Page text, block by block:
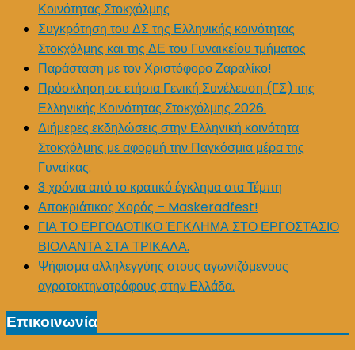
Κοινότητας Στοκχόλμης
Συγκρότηση του ΔΣ της Ελληνικής κοινότητας
Στοκχόλμης και της ΔΕ του Γυναικείου τμήματος
Παράσταση με τον Χριστόφορο Ζαραλίκο!
Πρόσκληση σε ετήσια Γενική Συνέλευση (ΓΣ) της
Ελληνικής Κοινότητας Στοκχόλμης 2026.
Διήμερες εκδηλώσεις στην Ελληνική κοινότητα
Στοκχόλμης με αφορμή την Παγκόσμια μέρα της
Γυναίκας.
3 χρόνια από το κρατικό έγκλημα στα Τέμπη
Αποκριάτικος Χορός – Maskeradfest!
ΓΙΑ ΤΟ ΕΡΓΟΔΟΤΙΚΟ ΈΓΚΛΗΜΑ ΣΤΟ ΕΡΓΟΣΤΑΣΙΟ
ΒΙΟΛΑΝΤΑ ΣΤΑ ΤΡΙΚΑΛΑ.
Ψήφισμα αλληλεγγύης στους αγωνιζόμενους
αγροτοκτηνοτρόφους στην Ελλάδα.
Επικοινωνία